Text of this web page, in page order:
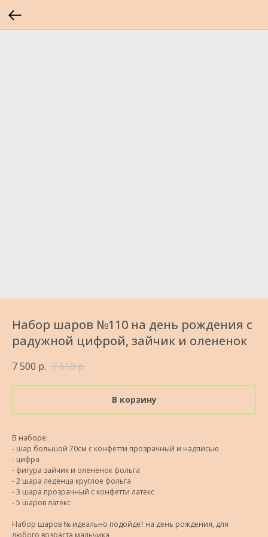
Набор шаров №110 на день рождения с
радужной цифрой, зайчик и олененок
7 500 р. 7 610р.
В корзину
В наборе:
- шар большой 70см с конфетти прозрачный и надписью
- цифра
- фигура зайчик и олененок фольга
- 2 шара леденца круглое фольга
- 3 шара прозрачный с конфетти латекс
- 5 шаров латекс
Набор шаров № идеально подойдет на день рождения, для